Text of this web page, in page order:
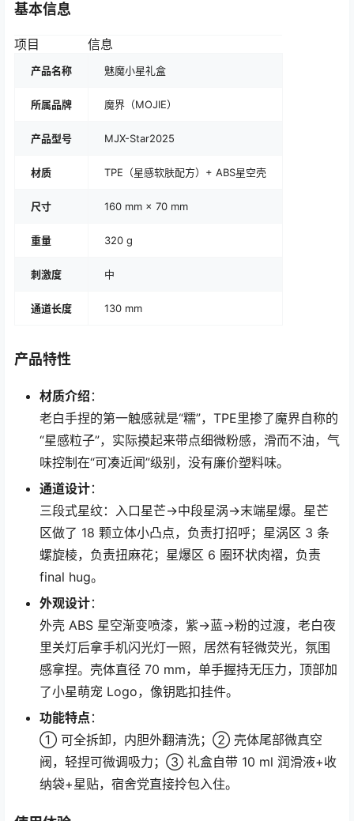
基本信息
项目 信息
产品名称 魅魔小星礼盒
所属品牌 魔界（MOJIE）
产品型号 MJX-Star2025
材质 TPE（星感软肤配方）+ ABS星空壳
尺寸 160 mm × 70 mm
重量 320 g
刺激度 中
通道长度 130 mm
产品特性
材质介绍 ：
老白手捏的第一触感就是“糯”，TPE里掺了魔界自称的
“星感粒子”，实际摸起来带点细微粉感，滑而不油，气
味控制在“可凑近闻”级别，没有廉价塑料味。
通道设计：
三段式星纹：入口星芒→中段星涡→末端星爆。星芒
区做了 18 颗立体小凸点，负责打招呼；星涡区 3 条
螺旋棱，负责扭麻花；星爆区 6 圈环状肉褶，负责
final hug。
外观设计：
外壳 ABS 星空渐变喷漆，紫→蓝→粉的过渡，老白夜
里关灯后拿手机闪光灯一照，居然有轻微荧光，氛围
感拿捏。壳体直径 70 mm，单手握持无压力，顶部加
了小星萌宠 Logo，像钥匙扣挂件。
功能特点 ：
① 可全拆卸，内胆外翻清洗；② 壳体尾部微真空
阀，轻捏可微调吸力；③ 礼盒自带 10 ml 润滑液+收
纳袋+星贴，宿舍党直接拎包入住。